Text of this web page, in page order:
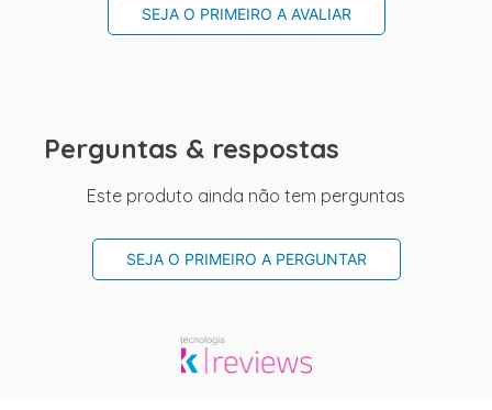
SEJA O PRIMEIRO A AVALIAR
Perguntas & respostas
Este produto ainda não tem perguntas
SEJA O PRIMEIRO A PERGUNTAR